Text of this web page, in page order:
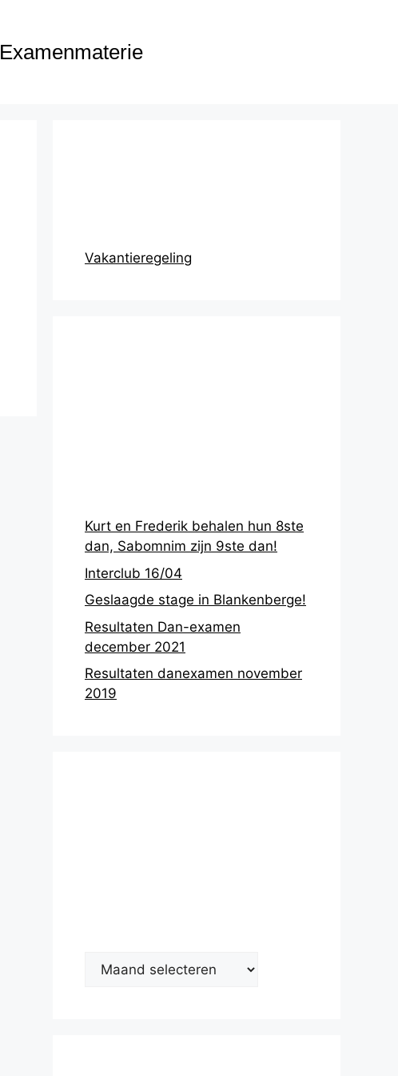
Examenmaterie
Vakantieregeling
Kurt en Frederik behalen hun 8ste
dan, Sabomnim zijn 9ste dan!
Interclub 16/04
Geslaagde stage in Blankenberge!
Resultaten Dan-examen
december 2021
Resultaten danexamen november
2019